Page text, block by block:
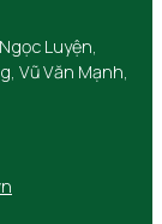
Luyện,
Vũ Văn Mạnh,